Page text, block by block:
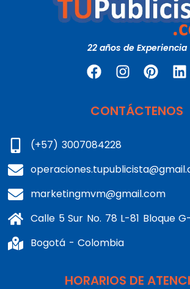
22 años de Experiencia
CONTÁCTENOS
(+57) 3007084228
marketingmvm@gmail.com
Bogotá - Colombia
HORARIOS DE